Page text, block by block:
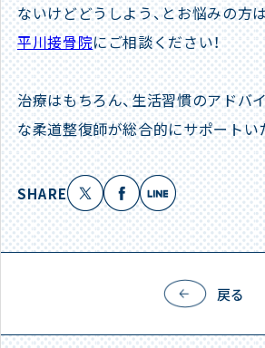
ないけどどうしよう、とお悩みの方
平川接骨院にご相談ください！
治療はもちろん、生活習慣のアドバ
な柔道整復師が総合的にサポートい
SHARE
戻る